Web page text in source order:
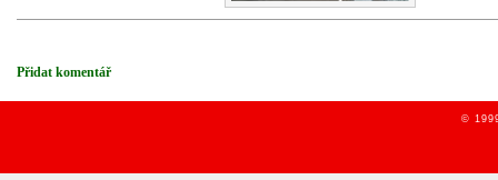
Přidat komentář
©